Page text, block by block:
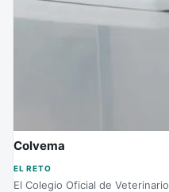
Colvema
EL RETO
El Colegio Oficial de